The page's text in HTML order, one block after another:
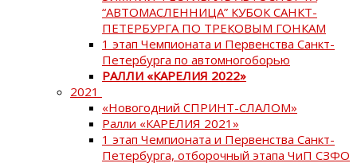
“АВТОМАСЛЕННИЦА” КУБОК САНКТ-
ПЕТЕРБУРГА ПО ТРЕКОВЫМ ГОНКАМ
1 этап Чемпионата и Первенства Санкт-
Петербурга по автомногоборью
РАЛЛИ «КАРЕЛИЯ 2022»
2021
«Новогодний СПРИНТ-СЛАЛОМ»
Ралли «КАРЕЛИЯ 2021»
1 этап Чемпионата и Первенства Санкт-
Петербурга, отборочный этапа ЧиП СЗФО